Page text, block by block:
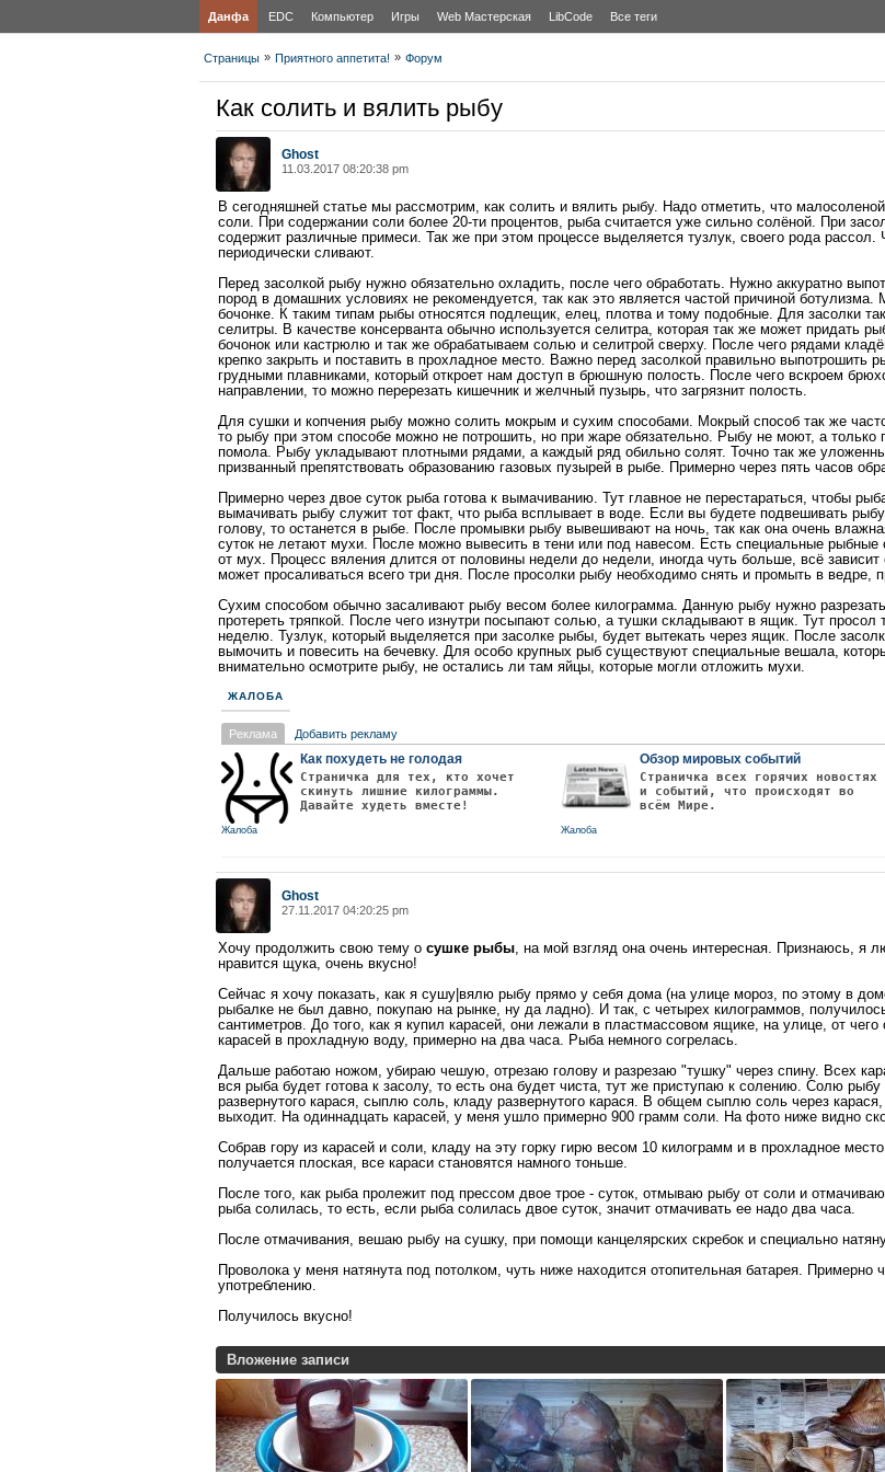
Данфа EDC Компьютер Игры Web Мастерская LibCode Все теги
Страницы » Приятного аппетита! » Форум
Как солить и вялить рыбу
Ghost
11.03.2017 08:20:38 pm
В сегодняшней статье мы рассмотрим, как солить и вялить рыбу. Надо отметить, что
соли. При содержании соли более 20-ти процентов, рыба считается уже сильно солёной. При
содержит различные примеси. Так же при этом процессе выделяется тузлук, своего рода
периодически сливают.
Перед засолкой рыбу нужно обязательно охладить, после чего обработать. Нужно аккуратно
пород в домашних условиях не рекомендуется, так как это является частой причиной
бочонке. К таким типам рыбы относятся подлещик, елец, плотва и тому подобные. Для засолки
селитры. В качестве консерванта обычно используется селитра, которая так же может придать
бочонок или кастрюлю и так же обрабатываем солью и селитрой сверху. После чего рядами
крепко закрыть и поставить в прохладное место. Важно перед засолкой правильно выпотрошить
грудными плавниками, который откроет нам доступ в брюшную полость. После чего вскроем
направлении, то можно перерезать кишечник и желчный пузырь, что загрязнит полость.
Для сушки и копчения рыбу можно солить мокрым и сухим способами. Мокрый способ так же
то рыбу при этом способе можно не потрошить, но при жаре обязательно. Рыбу не моют, а только
помола. Рыбу укладывают плотными рядами, а каждый ряд обильно солят. Точно так же
призванный препятствовать образованию газовых пузырей в рыбе. Примерно через пять часов
Примерно через двое суток рыба готова к вымачиванию. Тут главное не перестараться, чтобы
вымачивать рыбу служит тот факт, что рыба всплывает в воде. Если вы будете подвешивать
голову, то останется в рыбе. После промывки рыбу вывешивают на ночь, так как она очень
суток не летают мухи. После можно вывесить в тени или под навесом. Есть специальные
от мух. Процесс вяления длится от половины недели до недели, иногда чуть больше, всё
может просаливаться всего три дня. После просолки рыбу необходимо снять и промыть в ведре,
Сухим способом обычно засаливают рыбу весом более килограмма. Данную рыбу нужно
протереть тряпкой. После чего изнутри посыпают солью, а тушки складывают в ящик. Тут
неделю. Тузлук, который выделяется при засолке рыбы, будет вытекать через ящик. После
вымочить и повесить на бечевку. Для особо крупных рыб существуют специальные вешала,
внимательно осмотрите рыбу, не остались ли там яйцы, которые могли отложить мухи.
ЖАЛОБА
Реклама Добавить рекламу
Как похудеть не голодая
Страничка для тех, кто хочет
скинуть лишние килограммы.
Давайте худеть вместе!
Жалоба
Обзор мировых событий
Страничка всех горячих новостях
и событий, что происходят во
всём Мире.
Жалоба
Ghost
27.11.2017 04:20:25 pm
Хочу продолжить свою тему о сушке рыбы, на мой взгляд она очень интересная. Признаюсь,
нравится щука, очень вкусно!
Сейчас я хочу показать, как я сушу|вялю рыбу прямо у себя дома (на улице мороз, по этому в
рыбалке не был давно, покупаю на рынке, ну да ладно). И так, с четырех килограммов,
сантиметров. До того, как я купил карасей, они лежали в пластмассовом ящике, на улице, от
карасей в прохладную воду, примерно на два часа. Рыба немного согрелась.
Дальше работаю ножом, убираю чешую, отрезаю голову и разрезаю "тушку" через спину. Всех
вся рыба будет готова к засолу, то есть она будет чиста, тут же приступаю к солению. Солю
развернутого карася, сыплю соль, кладу развернутого карася. В общем сыплю соль через
выходит. На одиннадцать карасей, у меня ушло примерно 900 грамм соли. На фото ниже видно
Собрав гору из карасей и соли, кладу на эту горку гирю весом 10 килограмм и в прохладное
получается плоская, все караси становятся намного тоньше.
После того, как рыба пролежит под прессом двое трое - суток, отмываю рыбу от соли и
рыба солилась, то есть, если рыба солилась двое суток, значит отмачивать ее надо два часа.
После отмачивания, вешаю рыбу на сушку, при помощи канцелярских скребок и специально
Проволока у меня натянута под потолком, чуть ниже находится отопительная батарея. Примерно
употреблению.
Получилось вкусно!
Вложение записи